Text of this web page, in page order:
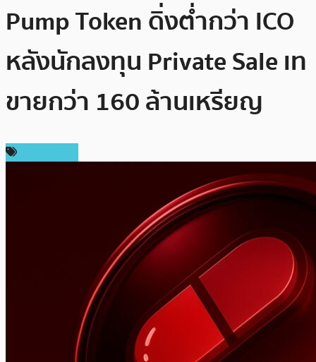
Pump Token ดิ่งต่ำกว่า ICO
หลังนักลงทุน Private Sale เท
ขายกว่า 160 ล้านเหรียญ